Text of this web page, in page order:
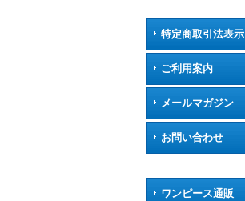
特定商取引法表示
ご利用案内
メールマガジン
お問い合わせ
ワンピース通販